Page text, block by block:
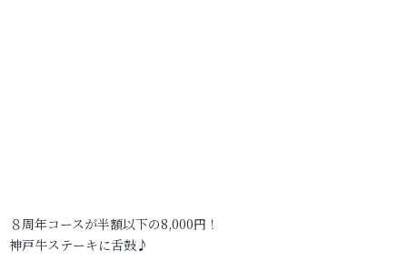
８周年コースが半額以下の8,000円！
神戸牛ステーキに舌鼓♪